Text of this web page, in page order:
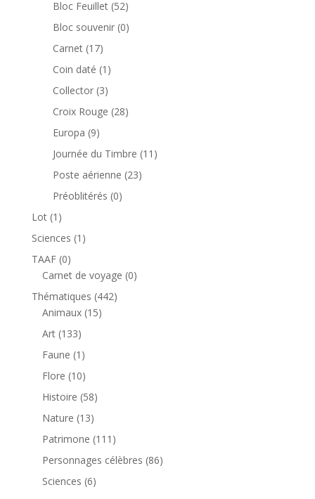
Bloc Feuillet 5252
produits
Bloc souvenir 00
Carnet 1717
produits
Coin daté 1 1
produit
Collector 33
produits
Croix Rouge 2828
Europa 99
produits
Journée du Timbre 11 11
Poste aérienne 2323
Préoblitérés 00
Lot 1 1
produit
Sciences 1 1
TAAF 00
produit
Carnet de voyage 00
Thématiques 442442
Animaux 1515
Art 133133
produits
Faune 1 1
produit
Flore 1010
produits
Histoire 5858
Nature 1313
produits
Patrimone 111 111
produits
Personnages célèbres 8686
Sciences 66